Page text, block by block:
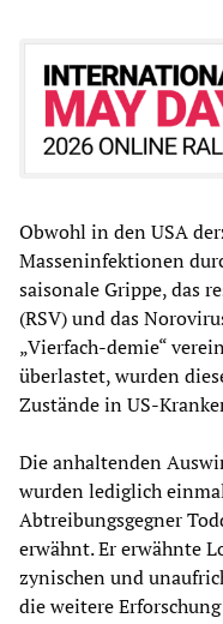
Obwohl in den USA
Masseninfektionen
saisonale Grippe, das
(RSV) und das
„Vierfach-demie“
überlastet, wurden
Zustände in US-
Die anhaltenden
wurden lediglich
Abtreibungsgegner
erwähnt. Er erwähnte
zynischen und
die weitere